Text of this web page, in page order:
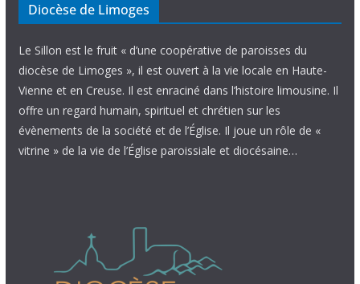
Diocèse de Limoges
Le Sillon est le fruit « d’une coopérative de paroisses du
diocèse de Limoges », il est ouvert à la vie locale en Haute-
Vienne et en Creuse. Il est enraciné dans l’histoire limousine. Il
offre un regard humain, spirituel et chrétien sur les
évènements de la société et de l’Église. Il joue un rôle de «
vitrine » de la vie de l’Église paroissiale et diocésaine…